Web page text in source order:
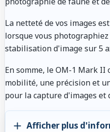
La netteté de vos images
lorsque vous
stabilisation d'image sur 5
En somme, le OM-1 Mark
mobilité, une précision et
pour la capture d'images et
Afficher plus